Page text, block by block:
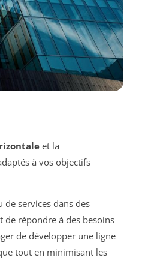
et la
à vos objectifs
services dans des
de répondre à des besoins
de développer une ligne
tout en minimisant les